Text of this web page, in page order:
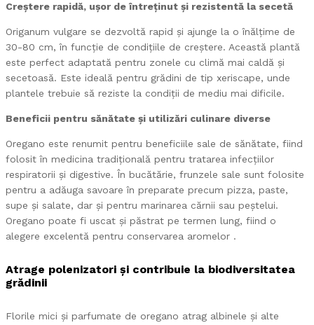
Creștere rapidă, ușor de întreținut și rezistentă la secetă
Origanum vulgare se dezvoltă rapid și ajunge la o înălțime de
30-80 cm, în funcție de condițiile de creștere. Această plantă
este perfect adaptată pentru zonele cu climă mai caldă și
secetoasă. Este ideală pentru grădini de tip xeriscape, unde
plantele trebuie să reziste la condiții de mediu mai dificile.
Beneficii pentru sănătate și utilizări culinare diverse
Oregano este renumit pentru beneficiile sale de sănătate, fiind
folosit în medicina tradițională pentru tratarea infecțiilor
respiratorii și digestive. În bucătărie, frunzele sale sunt folosite
pentru a adăuga savoare în preparate precum pizza, paste,
supe și salate, dar și pentru marinarea cărnii sau peștelui.
Oregano poate fi uscat și păstrat pe termen lung, fiind o
alegere excelentă pentru conservarea aromelor .
Atrage polenizatori și contribuie la biodiversitatea
grădinii
Florile mici și parfumate de oregano atrag albinele și alte